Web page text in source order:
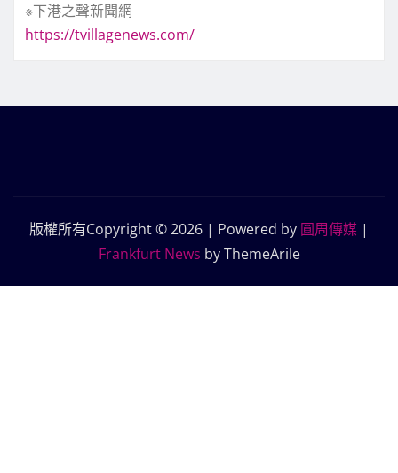
※下港之聲新聞網
https://tvillagenews.com/
版權所有Copyright © 2026 | Powered by 圓周傳媒 |
Frankfurt News by ThemeArile